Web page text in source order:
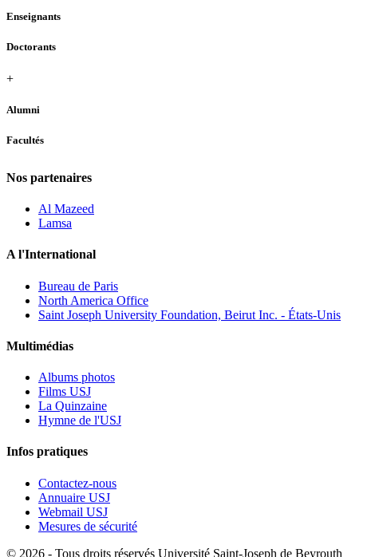
Enseignants
Doctorants
+
Alumni
Facultés
Nos partenaires
Al Mazeed
Lamsa
A l'International
Bureau de Paris
North America Office
Saint Joseph University Foundation, Beirut Inc. - États-Unis
Multimédias
Albums photos
Films USJ
La Quinzaine
Hymne de l'USJ
Infos pratiques
Contactez-nous
Annuaire USJ
Webmail USJ
Mesures de sécurité
© 2026 - Tous droits réservés Université Saint-Joseph de Beyrouth